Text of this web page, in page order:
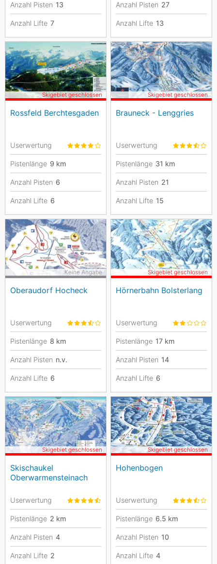
Anzahl Pisten 13
Anzahl Lifte 7
Anzahl Pisten 27
Anzahl Lifte 13
Rossfeld Berchtesgaden
Skigebiet geschlossen
Userwertung
Pistenlänge 9 km
Anzahl Pisten 6
Anzahl Lifte 6
Brauneck - Lenggries
Skigebiet geschlossen
Userwertung
Pistenlänge 31 km
Anzahl Pisten 21
Anzahl Lifte 15
Oberaudorf Hocheck
Keine Angabe
Userwertung
Pistenlänge 8 km
Anzahl Pisten n.v.
Anzahl Lifte 6
Hörnerbahn Bolsterlang
Skigebiet geschlossen
Userwertung
Pistenlänge 17 km
Anzahl Pisten 14
Anzahl Lifte 6
Skischaukel
Oberwarmensteinach
Skigebiet geschlossen
Userwertung
Pistenlänge 2 km
Anzahl Pisten 4
Anzahl Lifte 2
Hohenbogen
Skigebiet geschlossen
Userwertung
Pistenlänge 6.5 km
Anzahl Pisten 10
Anzahl Lifte 4